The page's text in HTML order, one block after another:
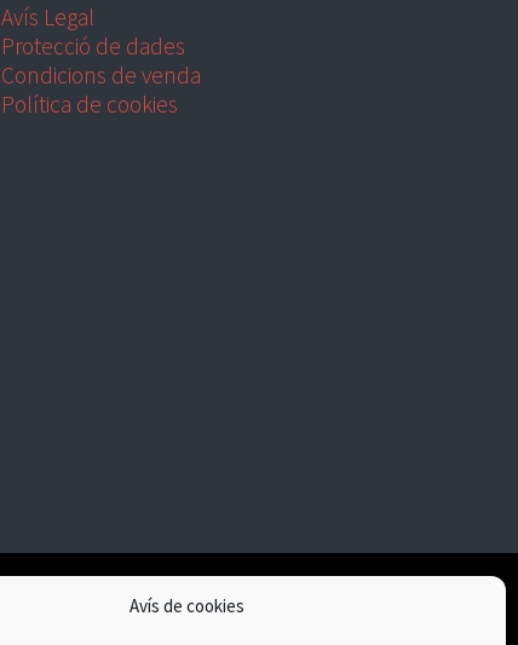
Avís de cookies
Avís Legal
Protecció de dades
Condicions de venda
Política de cookies